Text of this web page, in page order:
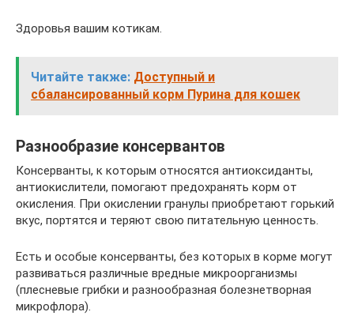
Здоровья вашим котикам.
Читайте также: Доступный и
сбалансированный корм Пурина для кошек
Разнообразие консервантов
Консерванты, к которым относятся антиоксиданты,
антиокислители, помогают предохранять корм от
окисления. При окислении гранулы приобретают горький
вкус, портятся и теряют свою питательную ценность.
Есть и особые консерванты, без которых в корме могут
развиваться различные вредные микроорганизмы
(плесневые грибки и разнообразная болезнетворная
микрофлора).